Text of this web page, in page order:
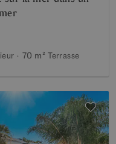
70 m² Terrasse